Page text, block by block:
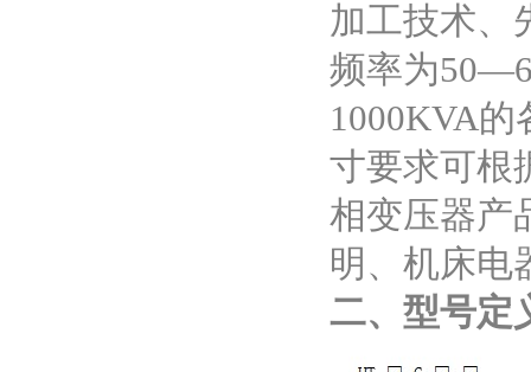
加工技术、
频率为
1000KVA
寸要求可根
相变压器产
明、机床电
二、型号定